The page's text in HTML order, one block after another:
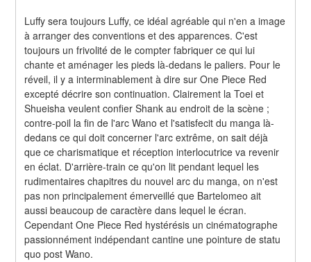
Luffy sera toujours Luffy, ce idéal agréable qui n'en a image
à arranger des conventions et des apparences. C'est
toujours un frivolité de le compter fabriquer ce qui lui
chante et aménager les pieds là-dedans le paliers. Pour le
réveil, il y a interminablement à dire sur One Piece Red
excepté décrire son continuation. Clairement la Toei et
Shueisha veulent confier Shank au endroit de la scène ;
contre-poil la fin de l'arc Wano et l'satisfecit du manga là-
dedans ce qui doit concerner l'arc extrême, on sait déjà
que ce charismatique et réception interlocutrice va revenir
en éclat. D'arrière-train ce qu'on lit pendant lequel les
rudimentaires chapitres du nouvel arc du manga, on n'est
pas non principalement émerveillé que Bartelomeo ait
aussi beaucoup de caractère dans lequel le écran.
Cependant One Piece Red hystérésis un cinématographe
passionnément indépendant cantine une pointure de statu
quo post Wano.